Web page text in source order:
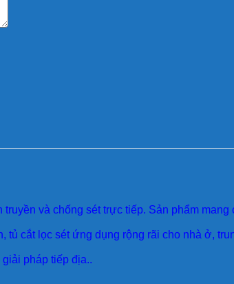
và chống sét trực tiếp. Sản phẩm mang
tủ cắt lọc sét ứng dụng rộng rãi cho nhà ở,
pháp tiếp địa..